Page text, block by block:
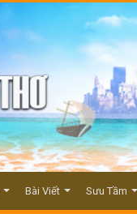
Bài Viết Sưu Tầm